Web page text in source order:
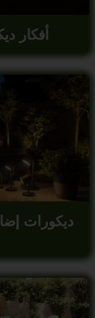
أفكار
ديكورات